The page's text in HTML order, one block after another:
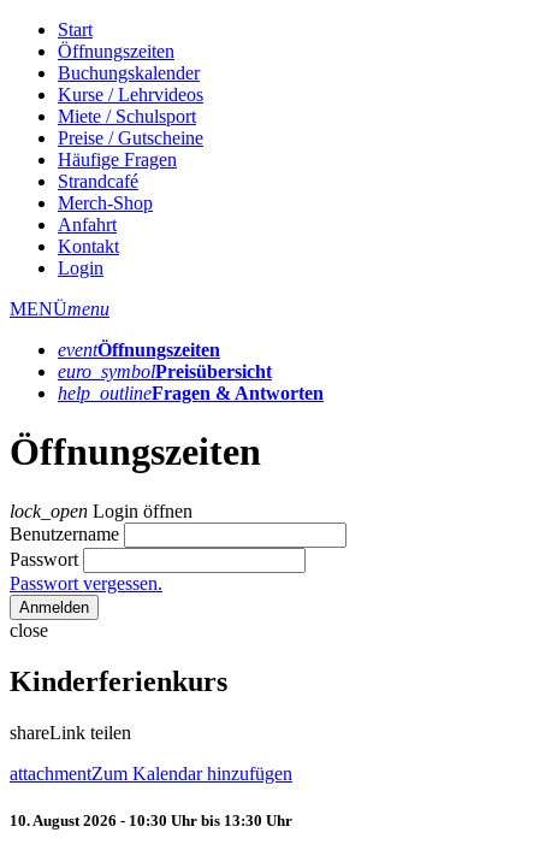
Start
Öffnungszeiten
Buchungskalender
Kurse / Lehrvideos
Miete / Schulsport
Preise / Gutscheine
Häufige Fragen
Strandcafé
Merch-Shop
Anfahrt
Kontakt
Login
MENÜmenu
eventÖffnungs­zeiten
euro_symbolPreis­übersicht
help_outlineFragen & Antworten
Öffnungszeiten
lock_open Login öffnen
Benutzername
Passwort
Passwort vergessen.
Anmelden
close
Kinderferienkurs
shareLink teilen
attachmentZum Kalendar hinzufügen
10. August 2026 - 10:30 Uhr bis 13:30 Uhr